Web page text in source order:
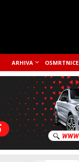
ARHIVA OSMRTNICE